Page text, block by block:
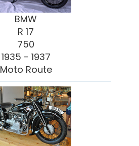
BMW
R 17
750
1935 - 1937
Moto Route